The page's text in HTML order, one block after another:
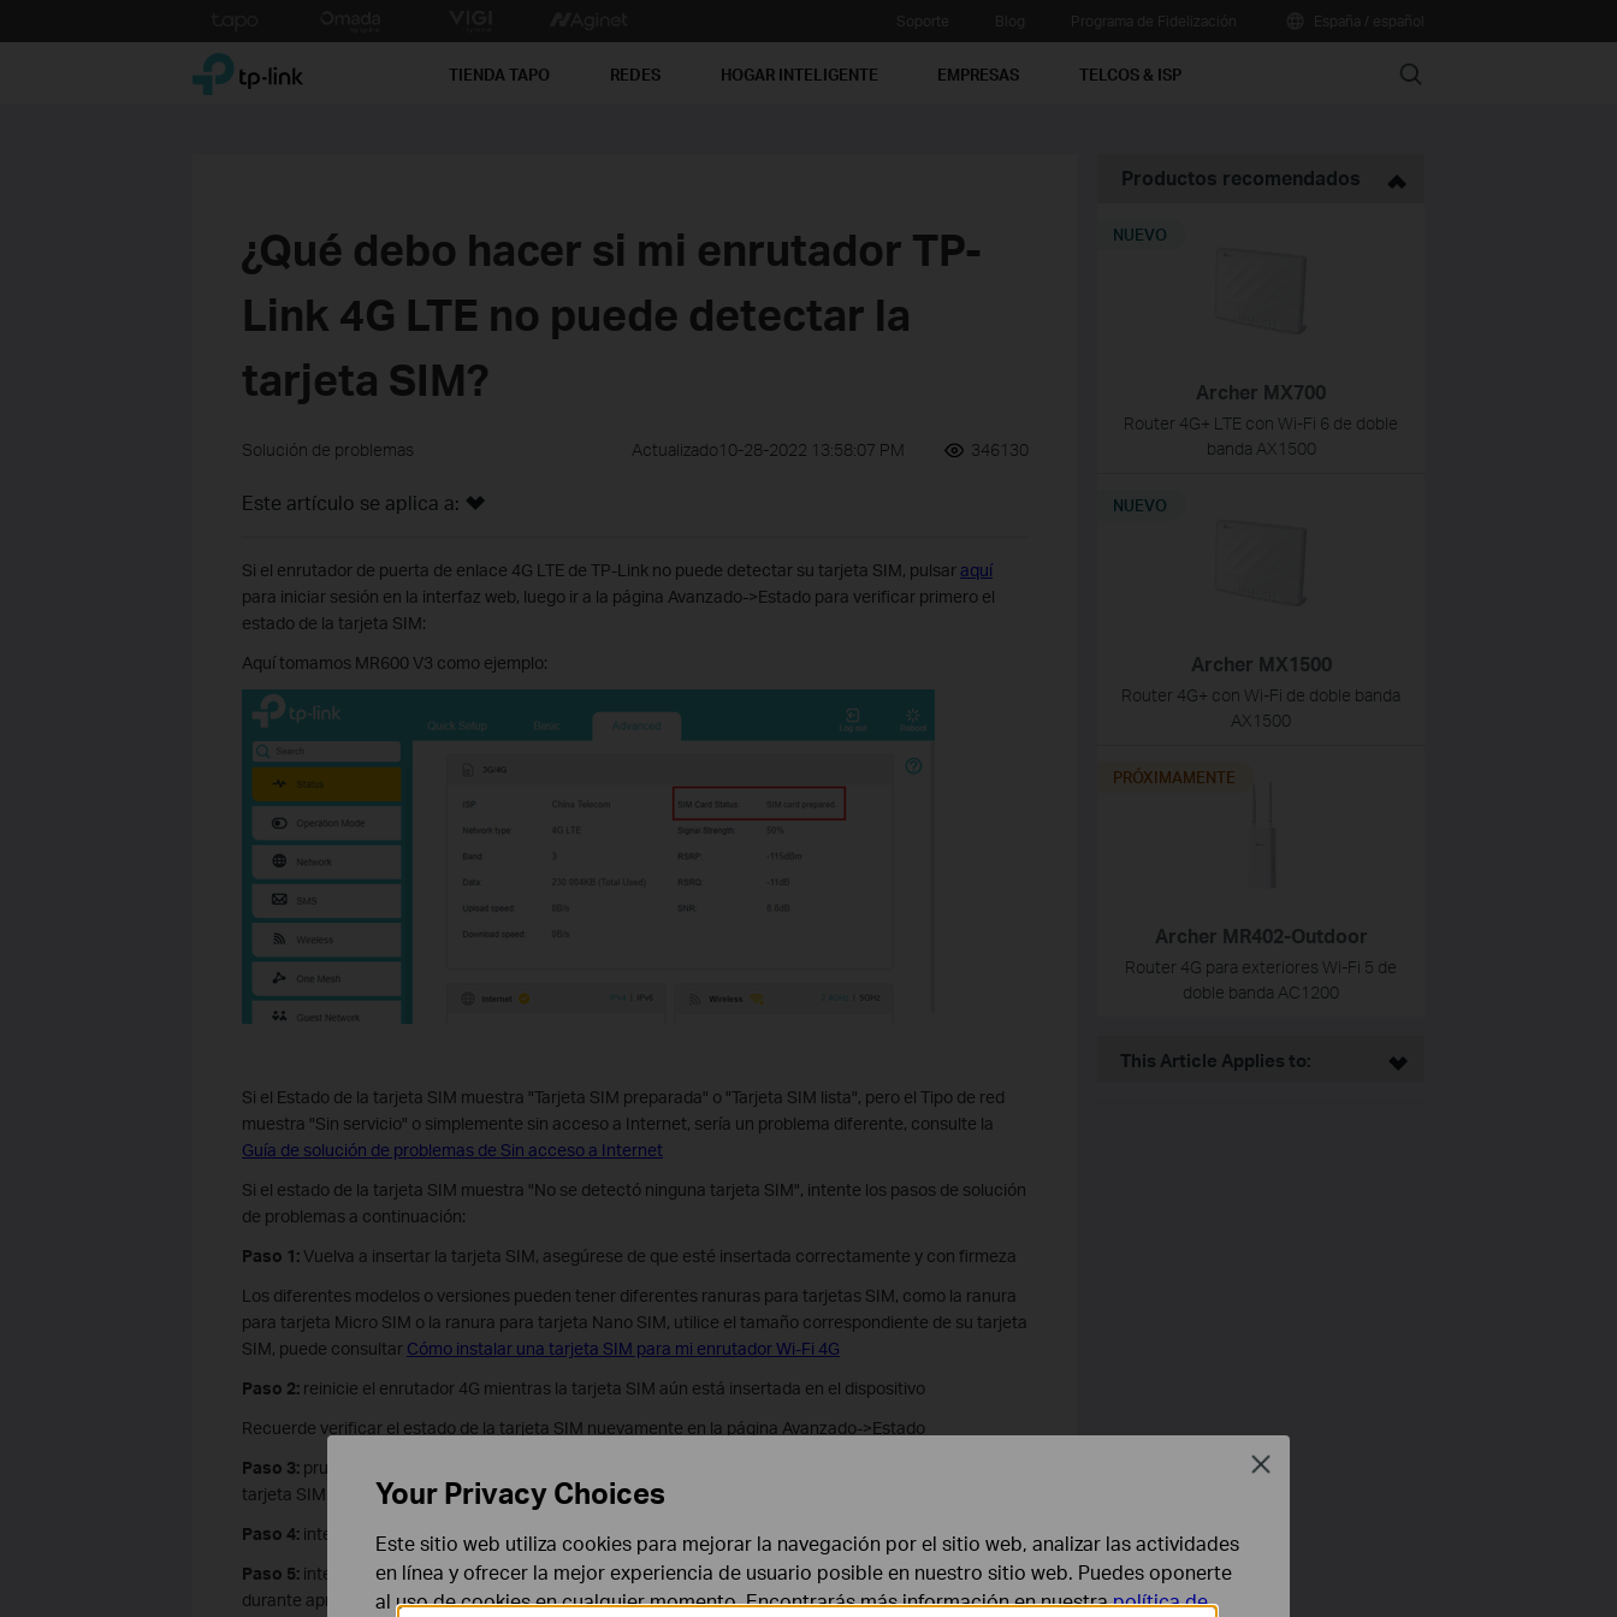
to
TP-Link, Reliably Smart TIENDA TAPO REDES HOGAR INTELIGENTE EMPRESAS TELCOS & ISP Search
¿Qué debo hacer si mi enrutador TP-
Link 4G LTE no puede detectar la
tarjeta SIM?
Solución de problemas Actualizado10-28-2022 13:58:07 PM 346130
Este artículo se aplica a:
Si el enrutador de puerta de enlace 4G LTE de TP-Link no puede detectar su tarjeta SIM, pulsar aquí
para iniciar sesión en la interfaz web, luego ir a la página Avanzado->Estado para verificar primero el
estado de la tarjeta SIM:
Aquí tomamos MR600 V3 como ejemplo:
Si el Estado de la tarjeta SIM muestra "Tarjeta SIM preparada" o "Tarjeta SIM lista", pero el Tipo de red
muestra "Sin servicio" o simplemente sin acceso a Internet, sería un problema diferente, consulte la
Guía de solución de problemas de Sin acceso a Internet
Si el estado de la tarjeta SIM muestra "No se detectó ninguna tarjeta SIM", intente los pasos de solución
de problemas a continuación:
Paso 1:Vuelva a insertar la tarjeta SIM, asegúrese de que esté insertada correctamente y con firmeza
Los diferentes modelos o versiones pueden tener diferentes ranuras para tarjetas SIM, como la ranura
para tarjeta Micro SIM o la ranura para tarjeta Nano SIM, utilice el tamaño correspondiente de su tarjeta
SIM, puede consultar Cómo instalar una tarjeta SIM para mi enrutador Wi-Fi 4G
Paso 2:reinicie el enrutador 4G mientras la tarjeta SIM aún está insertada en el dispositivo
Recuerde verificar el estado de la tarjeta SIM nuevamente en la página Avanzado->Estado
Paso 3:pruebe la tarjeta SIM en otro enrutador 4G o teléfono inteligente para asegurarse de que la
tarjeta SIM funcione correctamente.
Paso 4:intente insertar una tarjeta SIM diferente si tiene
Paso 5:intente restablecer el dispositivo de fábrica manteniendo presionado el botón de reinicio
durante aproximadamente 10 segundos hasta que el LED de alimentación comience a parpadear
Productos recomendados
Archer MX700
Router 4G+ LTE con Wi-Fi 6 de doble
banda AX1500
NUEVO
Archer MX1500
Router 4G+ con Wi-Fi de doble banda
AX1500
NUEVO
Archer MR402-Outdoor
Router 4G para exteriores Wi-Fi 5 de
doble banda AC1200
PRÓXIMAMENTE
This Article Applies to:
Your Privacy Choices
Este sitio web utiliza cookies para mejorar la navegación por el sitio web, analizar las actividades
en línea y ofrecer la mejor experiencia de usuario posible en nuestro sitio web. Puedes oponerte
al uso de cookies en cualquier momento. Encontrarás más información en nuestrapolítica de
Close